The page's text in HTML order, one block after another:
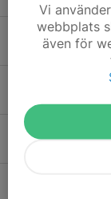
Jonna
Linnea
Vi
webbplats
även för